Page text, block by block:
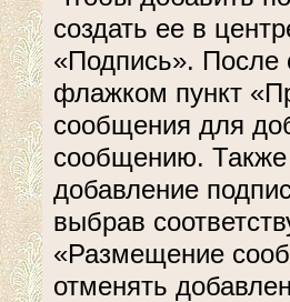
создать ее в
«Подпись». После
флажком пункт
сообщения для
сообщению. Также
добавление
выбрав
«Размещение
отменять